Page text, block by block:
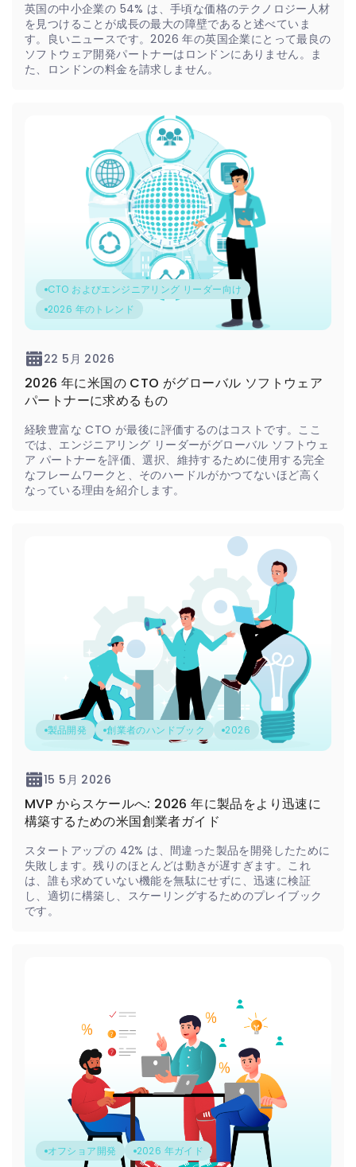
英国の中小企業の 54% は、手頃な価格のテクノロジー人材
を見つけることが成長の最大の障壁であると述べていま
す。良いニュースです。2026 年の英国企業にとって最良の
ソフトウェア開発パートナーはロンドンにありません。ま
た、ロンドンの料金を請求しません。
CTO およびエンジニアリング リーダー向け
2026 年のトレンド
22 5月 2026
2026 年に米国の CTO がグローバル ソフトウェア
パートナーに求めるもの
経験豊富な CTO が最後に評価するのはコストです。ここ
では、エンジニアリング リーダーがグローバル ソフトウェ
ア パートナーを評価、選択、維持するために使用する完全
なフレームワークと、そのハードルがかつてないほど高く
なっている理由を紹介します。
製品開発 創業者のハンドブック 2026
15 5月 2026
MVP からスケールへ: 2026 年に製品をより迅速に
構築するための米国創業者ガイド
スタートアップの 42% は、間違った製品を開発したために
失敗します。残りのほとんどは動きが遅すぎます。これ
は、誰も求めていない機能を無駄にせずに、迅速に検証
し、適切に構築し、スケーリングするためのプレイブック
です。
オフショア開発 2026 年ガイド